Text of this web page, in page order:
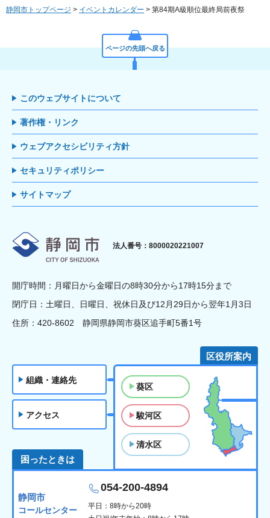
静岡市トップページ > イベントカレンダー > 第84期A級順位最終局前夜祭
ページの先頭へ戻る
このウェブサイトについて
著作権・リンク
ウェブアクセシビリティ方針
セキュリティポリシー
サイトマップ
静岡市
法人番号：8000020221007
開庁時間：月曜日から金曜日の8時30分から17時15分まで
閉庁日：土曜日、日曜日、祝休日及び12月29日から翌年1月3日
住所：420-8602 静岡県静岡市葵区追手町5番1号
組織・連絡先
アクセス
区役所案内
葵区
駿河区
清水区
困ったときは
静岡市
コールセンター
054-200-4894
平日：8時から20時